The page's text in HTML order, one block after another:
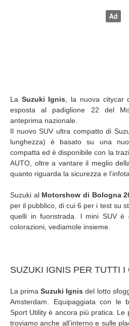
La Suzuki Ignis , la nuova citycar
esposta al padiglione 22 del
anteprima nazionale.
Il nuovo SUV ultra compatto di
lunghezza) è basato su una
compatta ed è disponibile con la
AUTO, oltre a vantare il meglio
quanto riguarda la sicurezza e
Suzuki al Motorshow di Bologna
per il pubblico, di cui 6 per i test su
quelli in fuoristrada. l mini SUV è
colorazioni, vediamole insieme.
SUZUKI IGNIS PER TUTTI I
La primaSuzuki Ignis del lotto
Amsterdam. Equipaggiata con le
Sport Utility è ancora più pratica. Le
troviamo anche all’interno e sulle